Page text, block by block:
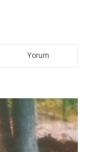
Yorum